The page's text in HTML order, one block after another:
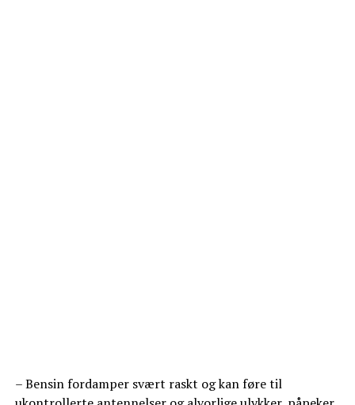
– Bensin fordamper svært raskt og kan føre til